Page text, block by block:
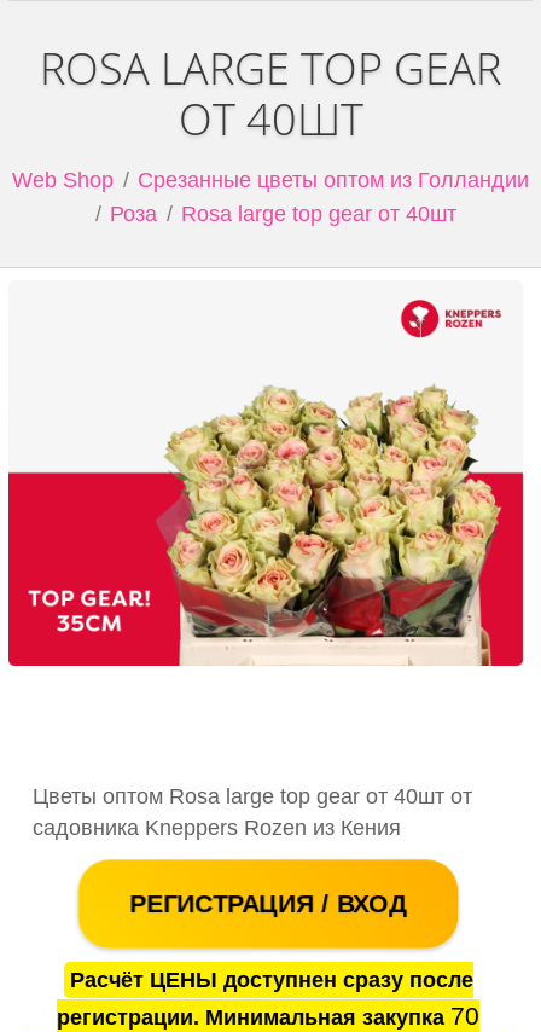
ROSA LARGE TOP GEAR
ОТ 40ШТ
Web Shop
Срезанные цветы оптом из Голландии
Роза
Rosa large top gear от 40шт
Цветы оптом Rosa large top gear от 40шт от
садовника Kneppers Rozen из Кения
РЕГИСТРАЦИЯ / ВХОД
Расчёт ЦЕНЫ доступнен сразу после
регистрации. Минимальная закупка 70